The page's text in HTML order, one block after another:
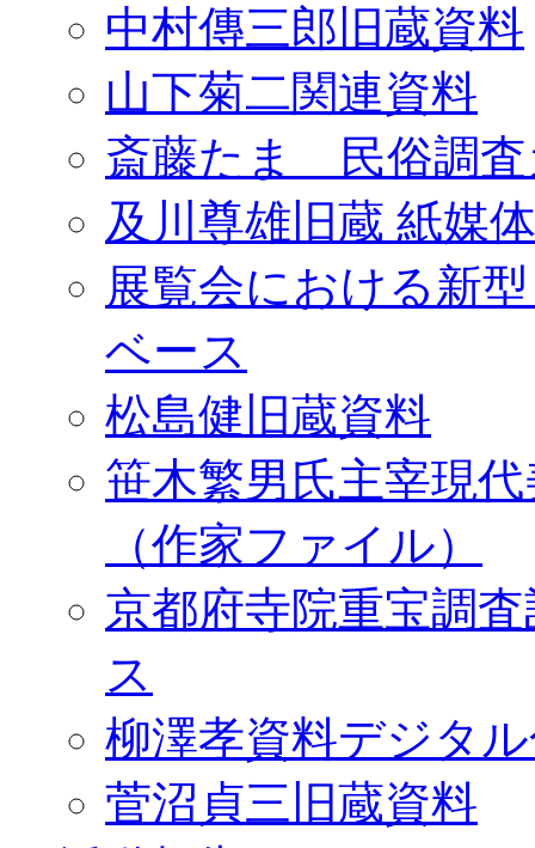
中村傳三郎旧蔵資料
山下菊二関連資料
斎藤たま 民俗調査
及川尊雄旧蔵 紙媒
展覧会における新
ベース
松島健旧蔵資料
笹木繁男氏主宰現
（作家ファイル）
京都府寺院重宝調
ス
柳澤孝資料デジタ
菅沼貞三旧蔵資料